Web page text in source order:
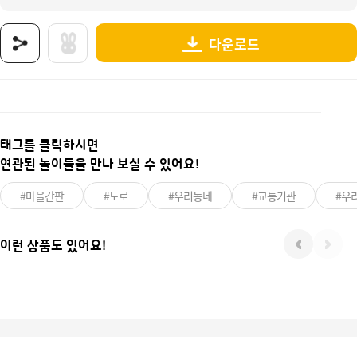
다운로드
태그를 클릭하시면
연관된 놀이들을 만나 보실 수 있어요!
#마을간판 #도로 #우리동네 #교통기관 #우
이런 상품도 있어요!